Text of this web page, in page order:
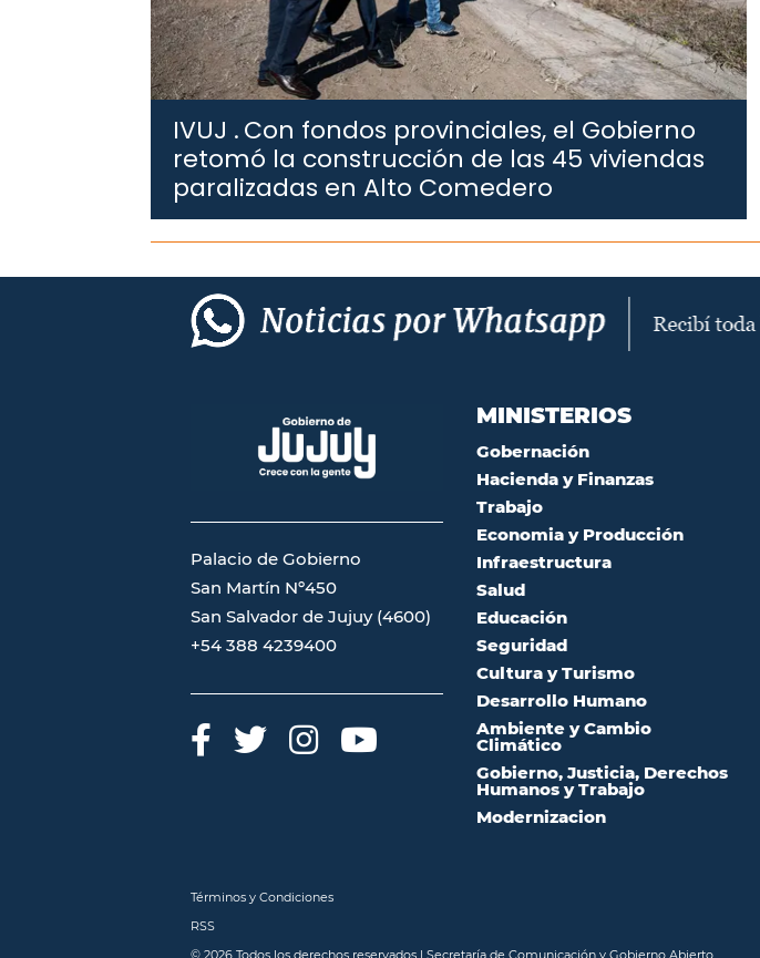
IVUJ .Con fondos provinciales, el Gobierno
retomó la construcción de las 45 viviendas
paralizadas en Alto Comedero
Palacio de Gobierno
San Martín Nº450
San Salvador de Jujuy (4600)
+54 388 4239400
MINISTERIOS
Gobernación
Hacienda y Finanzas
Trabajo
Economia y Producción
Infraestructura
Salud
Educación
Seguridad
Cultura y Turismo
Desarrollo Humano
Ambiente y Cambio
Climático
Gobierno, Justicia, Derechos
Humanos y Trabajo
Modernizacion
Términos y Condiciones
RSS
© 2026 Todos los derechos reservados | Secretaría de Comunicación y Gobierno Abierto